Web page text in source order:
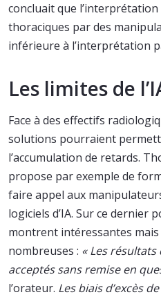
concluait que
thoraciques par des
inférieure à l’interprétation
Les limites de
Face à des effectifs
solutions pourraient
l’accumulation de retards.
propose par exemple de
faire appel aux
logiciels d’IA. Sur ce dernier
montrent intéressantes
nombreuses : « Les résultats
acceptés sans remise en
l’orateur. Les biais d’excès